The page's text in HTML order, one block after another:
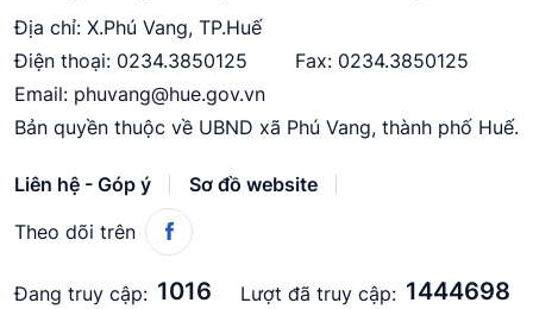
Địa chỉ: X.Phú Vang, TP.Huế
Điện thoại: 0234.3850125
Fax: 0234.3850125
Email: phuvang@hue.gov.vn
Bản quyền thuộc về UBND xã Phú Vang, thành phố Huế.
Liên hệ - Góp ý
Sơ đồ website
Theo dõi trên
Đang truy cập: 1016 Lượt đã truy cập: 1444698